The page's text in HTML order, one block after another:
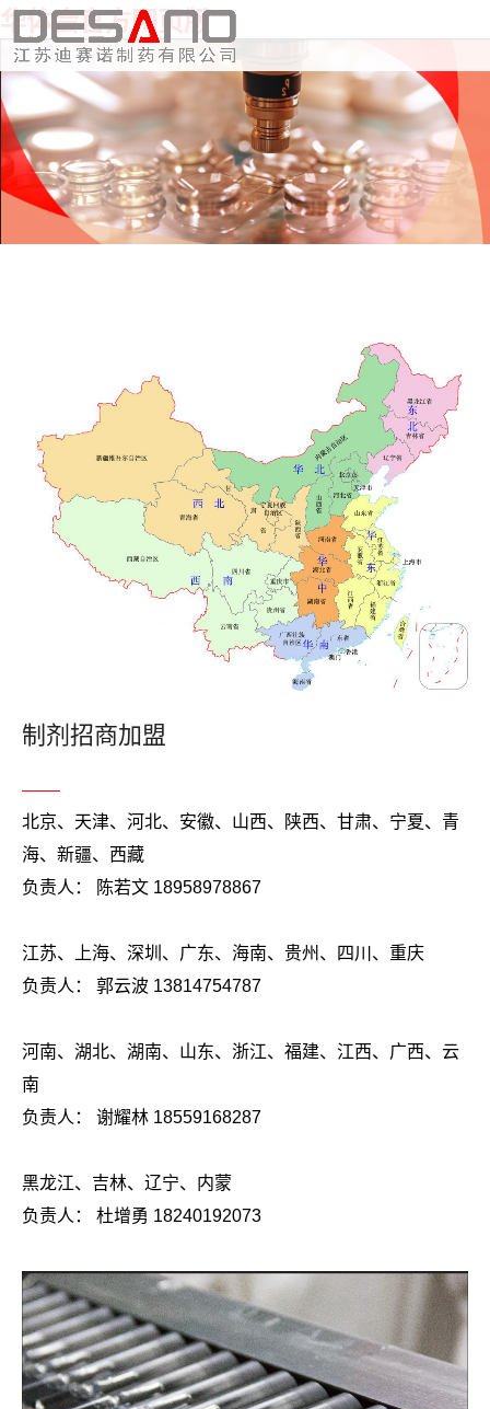
华体会官方网页版
制剂招商加盟
北京、天津、河北、安徽、山西、陕西、甘肃、宁夏、青
海、新疆、西藏
负责人： 陈若文 18958978867
江苏、上海、深圳、广东、海南、贵州、四川、重庆
负责人： 郭云波 13814754787
河南、湖北、湖南、山东、浙江、福建、江西、广西、云
南
负责人： 谢耀林 18559168287
黑龙江、吉林、辽宁、内蒙
负责人： 杜增勇 18240192073